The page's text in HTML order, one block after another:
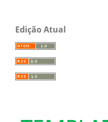
Edição Atual